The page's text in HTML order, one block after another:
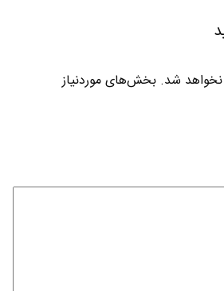
نخواهد شد. بخش‌های موردنیاز